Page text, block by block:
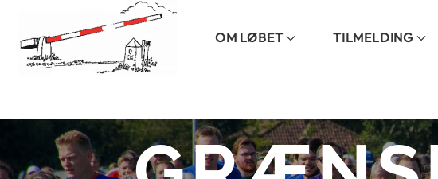
Skip to main content OM LØBET TILMELDING